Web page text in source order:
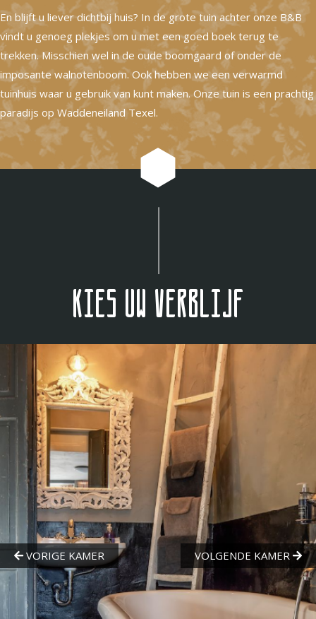
En blijft u liever dichtbij huis? In de grote tuin achter onze B&B
vindt u genoeg plekjes om u met een goed boek terug te
trekken. Misschien wel in de oude boomgaard of onder de
imposante walnotenboom. Ook hebben we een verwarmd
tuinhuis waar u gebruik van kunt maken. Onze tuin is een prachtig
paradijs op Waddeneiland Texel.
Kies uw verblijf